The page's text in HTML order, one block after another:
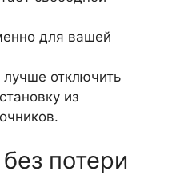
для вашей
лучше отключить
из
потери